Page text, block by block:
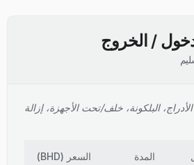
/ الخروج
البلكونة، خلف/تحت الأجهزة، إزالة
المدة السعر (
BHD
)